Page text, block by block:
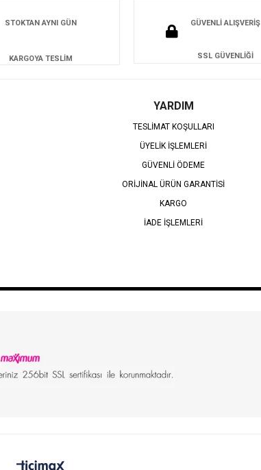
STOKTAN AYNI GÜN
KARGOYA TESLİM
GÜVENLİ ALIŞVERİŞ
SSL GÜVENLİĞİ
YARDIM
TESLİMAT KOŞULLARI
ÜYELİK İŞLEMLERİ
GÜVENLİ ÖDEME
ORİJİNAL ÜRÜN GARANTİSİ
KARGO
İADE İŞLEMLERİ